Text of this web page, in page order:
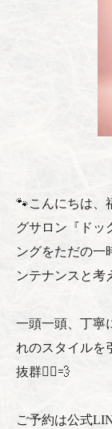
🐾こんにちは、
グサロン『ドッ
ングをただの一
ンテナンスと考
一頭一頭、丁寧
れのスタイルを
抜群🚶‍♂️💨
ご予約は公式